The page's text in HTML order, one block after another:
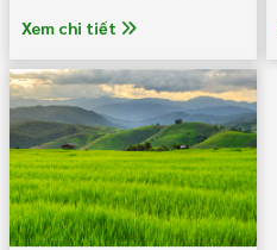
đáng kể. Lúa là một trong
những cây trồng sản xuất
chính của tỉnh Bình Thuận, với
diện tích canh tác hàng năm
lên đến trên 100.000ha; năng
suất bình quân dao động từ
5,5 - 5,8 tấn/ha.
Xem chi tiết